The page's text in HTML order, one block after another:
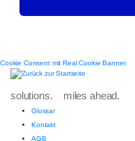
Cookie Consent mit Real Cookie Banner
solutions. miles ahead.
Glossar
Kontakt
AGB